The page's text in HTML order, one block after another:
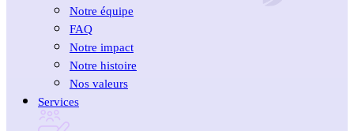
Notre équipe
FAQ
Notre impact
Notre histoire
Nos valeurs
Services